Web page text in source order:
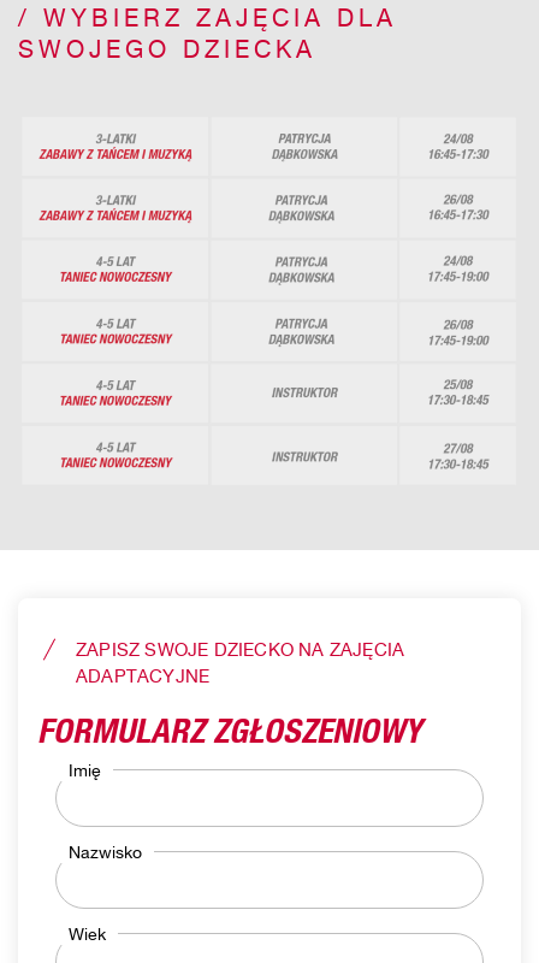
WYBIERZ ZAJĘCIA DLA
SWOJEGO DZIECKA
ZAPISZ SWOJE DZIECKO NA ZAJĘCIA
ADAPTACYJNE
FORMULARZ ZGŁOSZENIOWY
Imię
Nazwisko
Wiek